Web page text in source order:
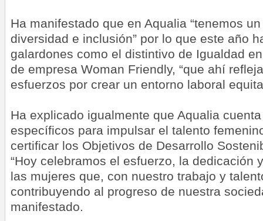
Ha manifestado que en Aqualia “tenemos
diversidad e inclusión” por lo que este año
galardones como el distintivo de Igualdad
de empresa Woman Friendly, “que ahí
esfuerzos por crear un entorno laboral
Ha explicado igualmente que Aqualia
específicos para impulsar el talento
certificar los Objetivos de Desarrollo
“Hoy celebramos el esfuerzo, la dedicación
las mujeres que, con nuestro trabajo y
contribuyendo al progreso de nuestra
manifestado.